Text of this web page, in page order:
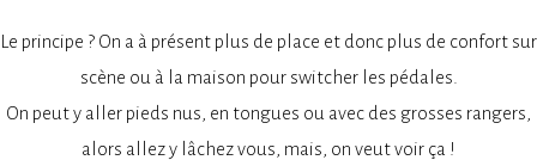
Le principe ? On a à présent plus de place et donc plus de confort sur
scène ou à la maison pour switcher les pédales.
On peut y aller pieds nus, en tongues ou avec des grosses rangers,
alors allez y lâchez vous, mais, on veut voir ça !